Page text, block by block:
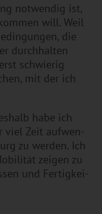
not­wen­dig ist,
will. Weil
die
durch­hal­ten
schwie­rig
mit der ich
habe ich
viel Zeit auf­wen­
zu wer­den. Ich
zei­gen zu
und Fer­tig­kei­